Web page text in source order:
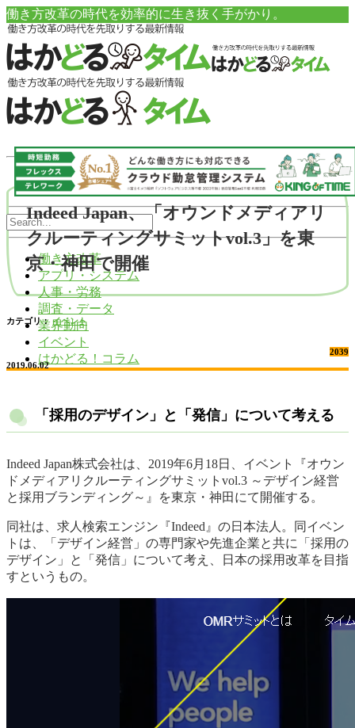
働き方改革の時代を効率的に生き抜く手がかり。
働き方改革
アプリ・システム
人事・労務
調査・データ
業界動向
イベント
はかどる！コラム
Indeed Japan、「オウンドメディアリ
クルーティングサミットvol.3」を東
京・神田で開催
カテゴリ： イベント
2039
2019.06.02
「採用のデザイン」と「発信」について考える
Indeed Japan株式会社は、2019年6月18日、イベント『オウン
ドメディアリクルーティングサミットvol.3 ～デザイン経営
と採用ブランディング～』を東京・神田にて開催する。
同社は、求人検索エンジン『Indeed』の日本法人。同イベン
トは、「デザイン経営」の専門家や先進企業と共に「採用の
デザイン」と「発信」について考え、日本の採用改革を目指
すというもの。